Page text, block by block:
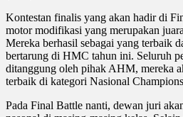
Kontestan finalis yang akan hadir di
motor modifikasi yang merupakan
Mereka berhasil sebagai yang terbaik
bertarung di HMC tahun ini. Seluruh
ditanggung oleh pihak AHM, mereka
terbaik di kategori Nasional
Pada Final Battle nanti, dewan juri